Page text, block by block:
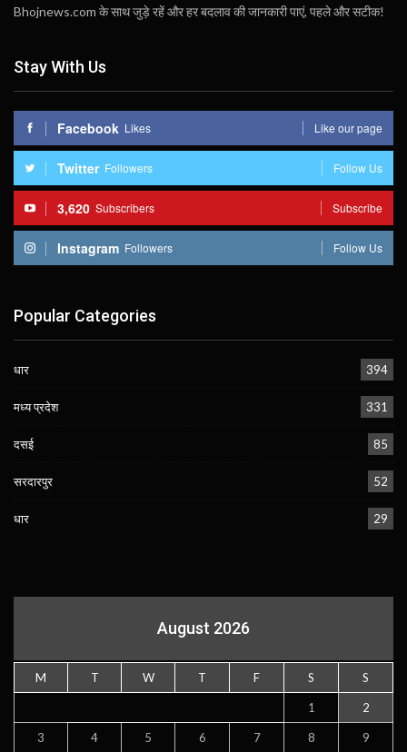
Bhojnews.com के साथ जुड़े रहें और हर बदलाव की जानकारी पाएं, पहले और सटीक!
Stay With Us
Facebook Likes Like our page
Twitter Followers Follow Us
3,620 Subscribers Subscribe
Instagram Followers Follow Us
Popular Categories
धार 394
मध्य प्रदेश 331
दसई 85
सरदारपुर 52
धार 29
August 2026
M T W T F S S
1 2
3 4 5 6 7 8 9